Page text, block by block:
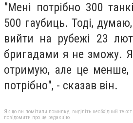
"Мені потрібно 300
500 гаубиць. Тоді,
вийти на рубежі 23
бригадами я не зможу.
отримую, але це менше,
потрібно", - сказав він.
Якщо ви помітили помилку, виділіть необхідний
повідомити про це редакцію